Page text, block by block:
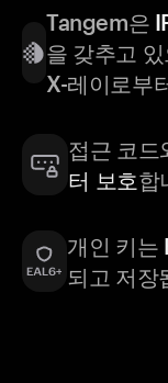
Tangem은
을 갖추고
X-레이로부
접근 코드
터 보호합
개인 키는
되고 저장